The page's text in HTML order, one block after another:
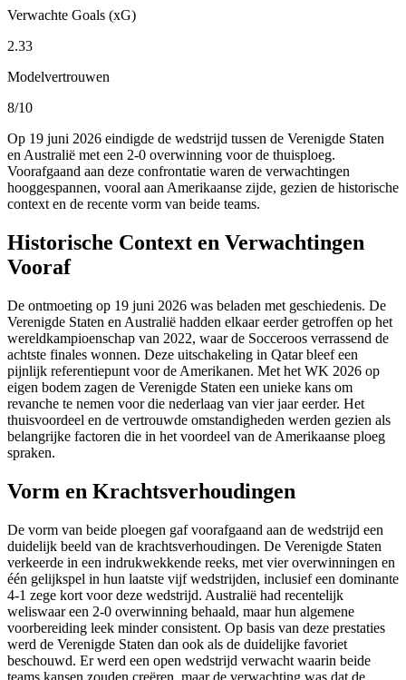
Verwachte Goals (xG)
2.33
Modelvertrouwen
8/10
Op 19 juni 2026 eindigde de wedstrijd tussen de Verenigde Staten
en Australië met een 2-0 overwinning voor de thuisploeg.
Voorafgaand aan deze confrontatie waren de verwachtingen
hooggespannen, vooral aan Amerikaanse zijde, gezien de historische
context en de recente vorm van beide teams.
Historische Context en Verwachtingen
Vooraf
De ontmoeting op 19 juni 2026 was beladen met geschiedenis. De
Verenigde Staten en Australië hadden elkaar eerder getroffen op het
wereldkampioenschap van 2022, waar de Socceroos verrassend de
achtste finales wonnen. Deze uitschakeling in Qatar bleef een
pijnlijk referentiepunt voor de Amerikanen. Met het WK 2026 op
eigen bodem zagen de Verenigde Staten een unieke kans om
revanche te nemen voor die nederlaag van vier jaar eerder. Het
thuisvoordeel en de vertrouwde omstandigheden werden gezien als
belangrijke factoren die in het voordeel van de Amerikaanse ploeg
spraken.
Vorm en Krachtsverhoudingen
De vorm van beide ploegen gaf voorafgaand aan de wedstrijd een
duidelijk beeld van de krachtsverhoudingen. De Verenigde Staten
verkeerde in een indrukwekkende reeks, met vier overwinningen en
één gelijkspel in hun laatste vijf wedstrijden, inclusief een dominante
4-1 zege kort voor deze wedstrijd. Australië had recentelijk
weliswaar een 2-0 overwinning behaald, maar hun algemene
voorbereiding leek minder consistent. Op basis van deze prestaties
werd de Verenigde Staten dan ook als de duidelijke favoriet
beschouwd. Er werd een open wedstrijd verwacht waarin beide
teams kansen zouden creëren, maar de verwachting was dat de